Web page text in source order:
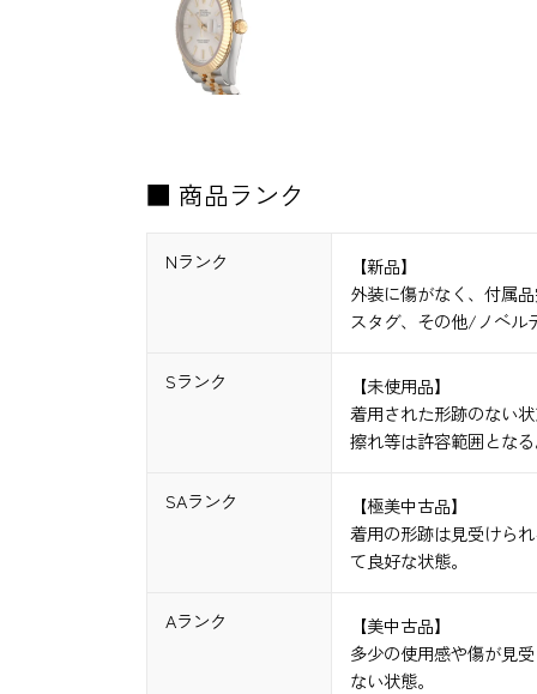
■ 商品ランク
Nランク
【新品】
外装に傷がなく、付属
スタグ、その他/ノベル
Sランク
【未使用品】
着用された形跡のない
擦れ等は許容範囲とな
SAランク
【極美中古品】
着用の形跡は見受けら
て良好な状態。
Aランク
【美中古品】
多少の使用感や傷が見
ない状態。